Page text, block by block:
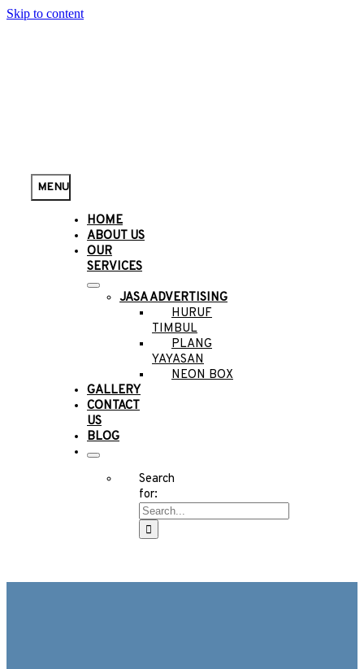
Skip to content
MENU
HOME
ABOUT US
OUR
SERVICES
JASA ADVERTISING
HURUF
TIMBUL
PLANG
YAYASAN
NEON BOX
GALLERY
CONTACT
US
BLOG
Search
for: